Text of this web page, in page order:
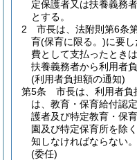
定保護者又は扶養義務
とする。
2
市長は、法附則第6条
育(保育に限る。)に要
費として支払ったとき
扶養義務者から利用者
(利用者負担額の通知)
第5条
市長は、利用者負
は、教育・保育給付認
護者及び特定教育・保
園及び特定保育所を除
知しなければならない。
(委任)